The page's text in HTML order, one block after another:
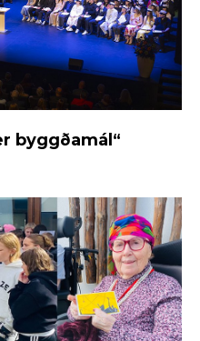
byggðamál“